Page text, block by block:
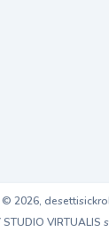
2026,
STUDIO VIRTUALIS